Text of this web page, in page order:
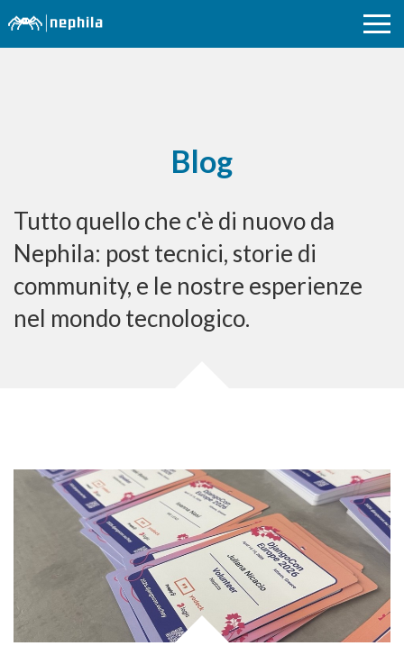
Blog
Tutto quello che c'è di nuovo da
Nephila: post tecnici, storie di
community, e le nostre esperienze
nel mondo tecnologico.